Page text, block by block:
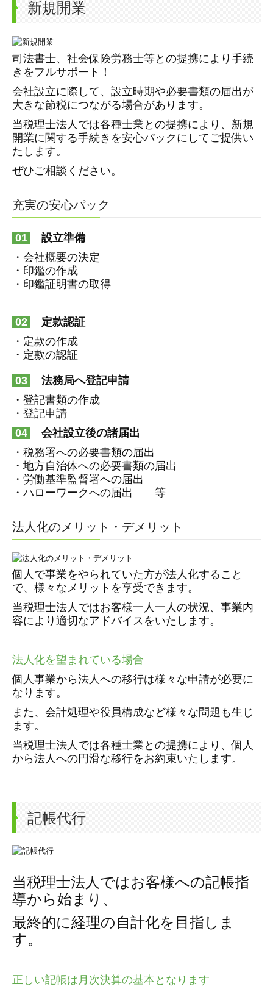
新規開業
司法書士、社会保険労務士等との提携により手続
きをフルサポート！
会社設立に際して、設立時期や必要書類の届出が
大きな節税につながる場合があります。
当税理士法人では各種士業との提携により、新規
開業に関する手続きを安心パックにしてご提供い
たします。
ぜひご相談ください。
充実の安心パック
01
設立準備
・会社概要の決定
・印鑑の作成
・印鑑証明書の取得
02
定款認証
・定款の作成
・定款の認証
03
法務局へ登記申請
・登記書類の作成
・登記申請
04
会社設立後の諸届出
・税務署への必要書類の届出
・地方自治体への必要書類の届出
・労働基準監督署への届出
・ハローワークへの届出 等
法人化のメリット・デメリット
個人で事業をやられていた方が法人化すること
で、様々なメリットを享受できます。
当税理士法人ではお客様一人一人の状況、事業内
容により適切なアドバイスをいたします。
法人化を望まれている場合
個人事業から法人への移行は様々な申請が必要に
なります。
また、会計処理や役員構成など様々な問題も生じ
ます。
当税理士法人では各種士業との提携により、個人
から法人への円滑な移行をお約束いたします。
記帳代行
当税理士法人ではお客様への記帳指
導から始まり、
最終的に経理の自計化を目指しま
す。
正しい記帳は月次決算の基本となります